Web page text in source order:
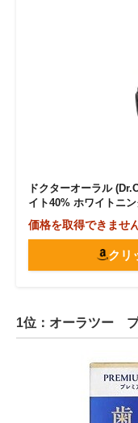
ドクターオーラル
イト40% ホワイトニ
価格を取得できませ
クリ
1位：オーラツー